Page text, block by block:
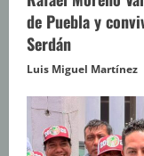
de Puebla y
Serdán
Luis Miguel Martínez